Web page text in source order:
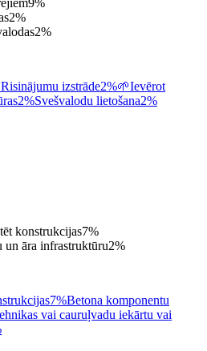
2%
2%
Risinājumu izstrāde2%🌱Ievērot
2%Svešvalodu lietošana2%
konstrukcijas7%
un āra infrastruktūru2%
7%Betona komponentu
vai cauruļvadu iekārtu vai